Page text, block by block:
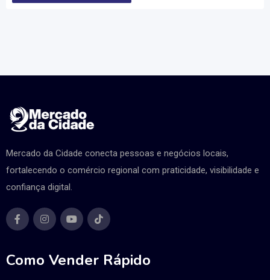
Mercado da Cidade conecta pessoas e negócios locais,
fortalecendo o comércio regional com praticidade, visibilidade e
confiança digital.
Como Vender Rápido